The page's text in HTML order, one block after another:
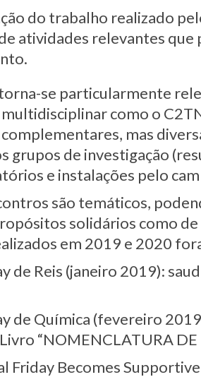
do trabalho realizado
atividades relevantes
se particularmente
como o
mas
grupos de investigação
e instalações pelo
são temáticos,
solidários como
em 2019 e 2020
de Reis (janeiro 2019):
de Química (fevereiro
“NOMENCLATURA
Friday Becomes